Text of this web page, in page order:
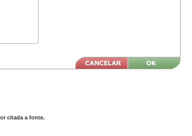
citada a fonte.